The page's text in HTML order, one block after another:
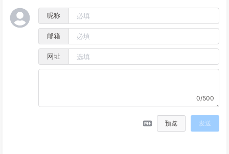
昵称
邮箱
网址
0/500
预览 发送